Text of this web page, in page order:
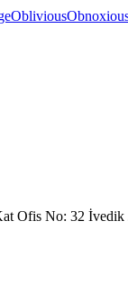
Oblivious
Ofis No: 32